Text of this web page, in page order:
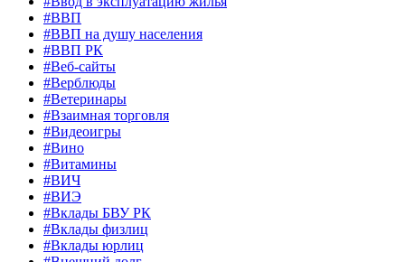
#ВВП
#ВВП на душу населения
#ВВП РК
#Веб-сайты
#Верблюды
#Ветеринары
#Взаимная торговля
#Видеоигры
#Вино
#Витамины
#ВИЧ
#ВИЭ
#Вклады БВУ РК
#Вклады физлиц
#Вклады юрлиц